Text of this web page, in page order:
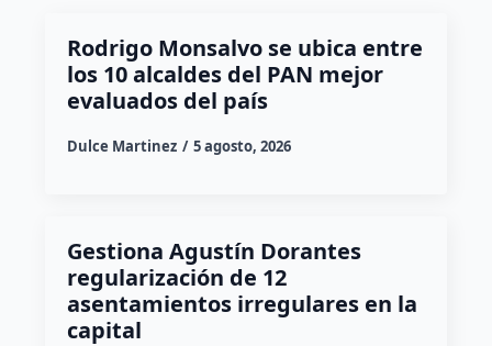
Rodrigo Monsalvo se ubica entre
los 10 alcaldes del PAN mejor
evaluados del país
Dulce Martinez 5 agosto, 2026
Gestiona Agustín Dorantes
regularización de 12
asentamientos irregulares en la
capital